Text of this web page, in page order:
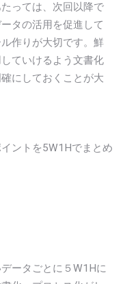
っては、次回以降で
タの活用を促進して
作りが大切です。鮮
ていけるよう文書化
にしておくことが大
ントを5W1Hでまとめ
ータごとに５W1Hに